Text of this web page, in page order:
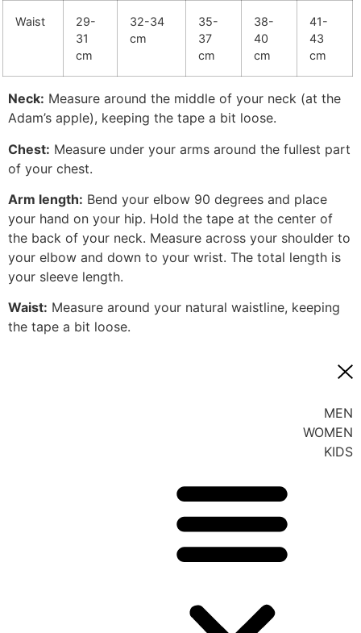
Waist
29-
31
cm
32-34
cm
35-
37
cm
38-
40
cm
41-
43
cm
Neck: Measure around the middle of your neck (at the
Adam’s apple), keeping the tape a bit loose.
Chest: Measure under your arms around the fullest part
of your chest.
Arm length: Bend your elbow 90 degrees and place
your hand on your hip. Hold the tape at the center of
the back of your neck. Measure across your shoulder to
your elbow and down to your wrist. The total length is
your sleeve length.
Waist: Measure around your natural waistline, keeping
the tape a bit loose.
MEN
WOMEN
KIDS